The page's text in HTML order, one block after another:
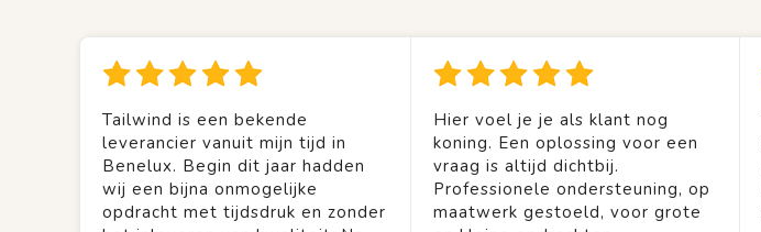
Tailwind is een bekende
leverancier vanuit mijn tijd in
Benelux. Begin dit jaar hadden
wij een bijna onmogelijke
opdracht met tijdsdruk en zonder
Hier voel je je als klant nog
koning. Een oplossing voor een
vraag is altijd dichtbij.
Professionele ondersteuning, op
maatwerk gestoeld, voor grote